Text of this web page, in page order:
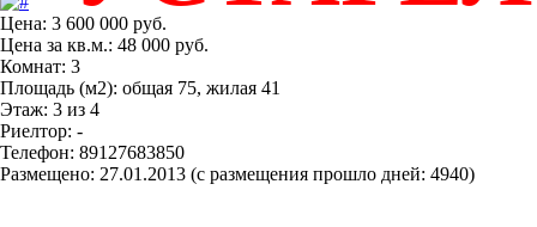
Цена: 3 600 000 руб.
Цена за кв.м.: 48 000 руб.
Комнат: 3
Площадь (м2): общая 75, жилая 41
Этаж: 3 из 4
Риелтор: -
Телефон: 89127683850
Размещено: 27.01.2013 (с размещения прошло дней: 4940)